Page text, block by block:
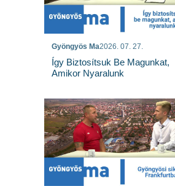
Gyöngyös Ma2026. 07. 27.
Így Biztosítsuk Be Magunkat,
Amikor Nyaralunk